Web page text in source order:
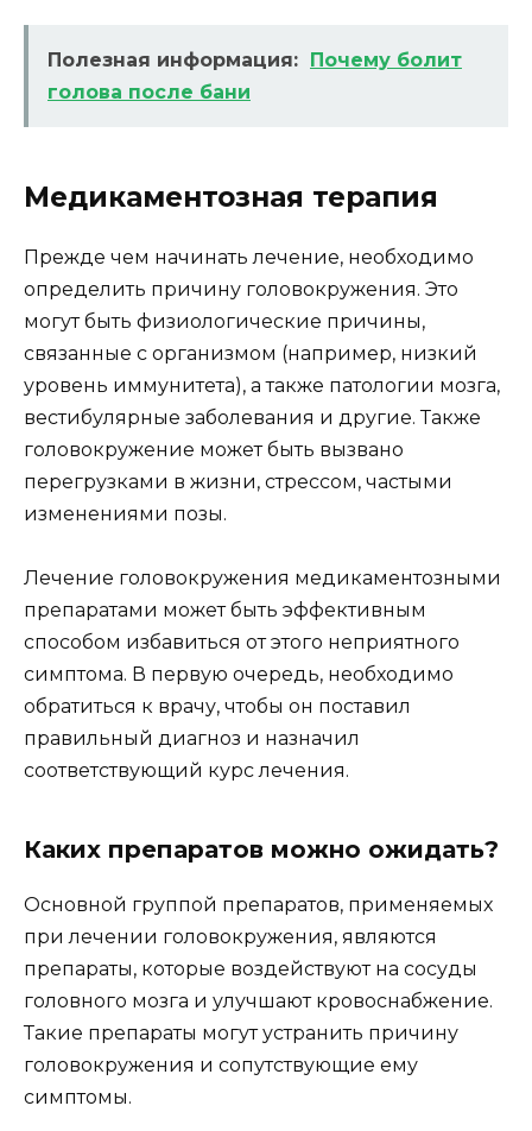
Полезная информация: Почему болит
голова после бани
Медикаментозная терапия
Прежде чем начинать лечение, необходимо
определить причину головокружения. Это
могут быть физиологические причины,
связанные с организмом (например, низкий
уровень иммунитета), а также патологии мозга,
вестибулярные заболевания и другие. Также
головокружение может быть вызвано
перегрузками в жизни, стрессом, частыми
изменениями позы.
Лечение головокружения медикаментозными
препаратами может быть эффективным
способом избавиться от этого неприятного
симптома. В первую очередь, необходимо
обратиться к врачу, чтобы он поставил
правильный диагноз и назначил
соответствующий курс лечения.
Каких препаратов можно ожидать?
Основной группой препаратов, применяемых
при лечении головокружения, являются
препараты, которые воздействуют на сосуды
головного мозга и улучшают кровоснабжение.
Такие препараты могут устранить причину
головокружения и сопутствующие ему
симптомы.